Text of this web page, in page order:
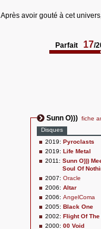
Après avoir gouté à cet
Parfait 17/
Sunn O))) fiche
Disques
2019: Pyroclasts
2019: Life Metal
2011: Sunn O)))
Soul Of
2007: Oracle
2006: Altar
2006: AngelComa
2005: Black One
2002: Flight Of
2000: 00 Void